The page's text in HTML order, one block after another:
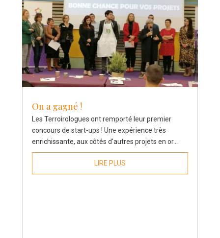
On a gagné !
Les Terroirologues ont remporté leur premier
concours de start-ups ! Une expérience très
enrichissante, aux côtés d'autres projets en or...
LIRE PLUS